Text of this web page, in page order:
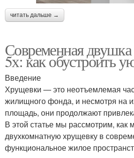
читать дальше →
Современная
5х: как обустроить
Введение
Хрущевки — это неотъемлемая
жилищного фонда, и несмотря на
площадь, они продолжают
В этой статье мы рассмотрим, как
двухкомнатную хрущевку в
функциональное жилое